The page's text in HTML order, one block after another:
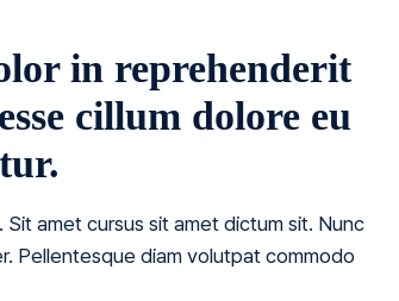
in reprehenderit
cillum dolore eu
amet cursus sit amet dictum sit. Nunc
Pellentesque diam volutpat commodo